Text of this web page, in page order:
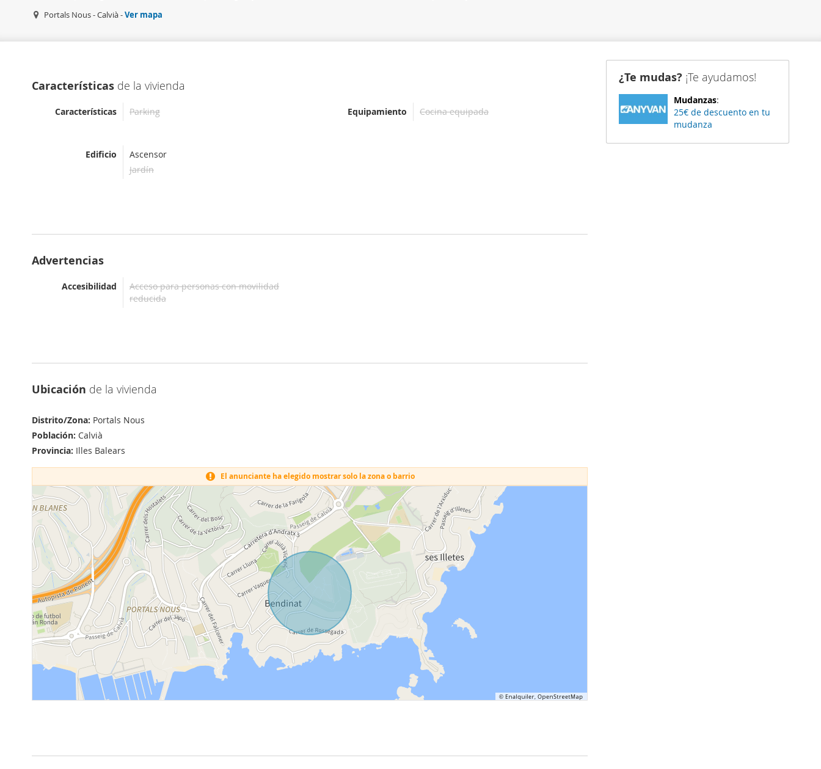
Portals Nous - Calvià -Ver mapa
Características de la vivienda
Características Parking Equipamiento Cocina equipada
Edificio
Ascensor
Jardín
Advertencias
Accesibilidad
Acceso para personas con movilidad
reducida
Ubicación de la vivienda
Distrito/Zona: Portals Nous
Población: Calvià
Provincia: Illes Balears
El anunciante ha elegido mostrar solo la zona o barrio
¿Te mudas? ¡Te ayudamos!
Mudanzas:
25€ de descuento en tu
mudanza